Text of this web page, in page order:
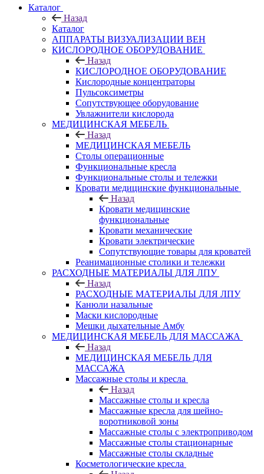
Каталог
Назад
Каталог
АППАРАТЫ ВИЗУАЛИЗАЦИИ ВЕН
КИСЛОРОДНОЕ ОБОРУДОВАНИЕ
Назад
КИСЛОРОДНОЕ ОБОРУДОВАНИЕ
Кислородные концентраторы
Пульсоксиметры
Сопутствующее оборудование
Увлажнители кислорода
МЕДИЦИНСКАЯ МЕБЕЛЬ
Назад
МЕДИЦИНСКАЯ МЕБЕЛЬ
Столы операционные
Функциональные кресла
Функциональные столы и тележки
Кровати медицинские функциональные
Назад
Кровати медицинские
функциональные
Кровати механические
Кровати электрические
Сопутствующие товары для кроватей
Реанимационные столики и тележки
РАСХОДНЫЕ МАТЕРИАЛЫ ДЛЯ ЛПУ
Назад
РАСХОДНЫЕ МАТЕРИАЛЫ ДЛЯ ЛПУ
Канюли назальные
Маски кислородные
Мешки дыхательные Амбу
МЕДИЦИНСКАЯ МЕБЕЛЬ ДЛЯ МАССАЖА
Назад
МЕДИЦИНСКАЯ МЕБЕЛЬ ДЛЯ
МАССАЖА
Массажные столы и кресла
Назад
Массажные столы и кресла
Массажные кресла для шейно-
воротниковой зоны
Массажные столы с электроприводом
Массажные столы стационарные
Массажные столы складные
Косметологические кресла